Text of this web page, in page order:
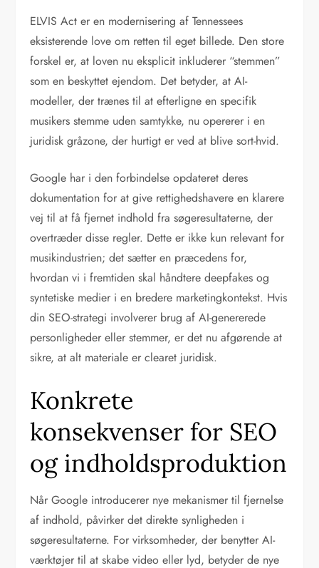
ELVIS Act er en modernisering af Tennessees
eksisterende love om retten til eget billede. Den store
forskel er, at loven nu eksplicit inkluderer “stemmen”
som en beskyttet ejendom. Det betyder, at AI-
modeller, der trænes til at efterligne en specifik
musikers stemme uden samtykke, nu opererer i en
juridisk gråzone, der hurtigt er ved at blive sort-hvid.
Google har i den forbindelse opdateret deres
dokumentation for at give rettighedshavere en klarere
vej til at få fjernet indhold fra søgeresultaterne, der
overtræder disse regler. Dette er ikke kun relevant for
musikindustrien; det sætter en præcedens for,
hvordan vi i fremtiden skal håndtere deepfakes og
syntetiske medier i en bredere marketingkontekst. Hvis
din SEO-strategi involverer brug af AI-genererede
personligheder eller stemmer, er det nu afgørende at
sikre, at alt materiale er clearet juridisk.
Konkrete
konsekvenser for SEO
og indholdsproduktion
Når Google introducerer nye mekanismer til fjernelse
af indhold, påvirker det direkte synligheden i
søgeresultaterne. For virksomheder, der benytter AI-
værktøjer til at skabe video eller lyd, betyder de nye